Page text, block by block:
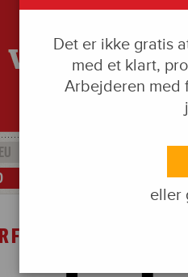
DERES HJEM
Det er ikke gratis
med et klart,
Arbejderen med
eller